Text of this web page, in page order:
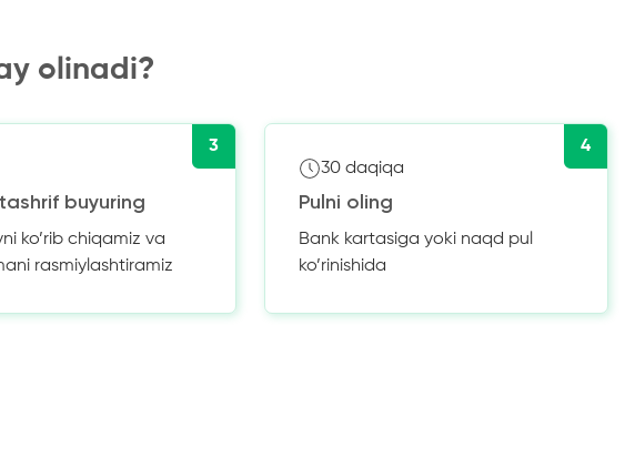
olinadi?
3
buyuring
ko’rib chiqamiz va
rasmiylashtiramiz
4
30 daqiqa
Pulni oling
Bank kartasiga yoki naqd pul
ko’rinishida